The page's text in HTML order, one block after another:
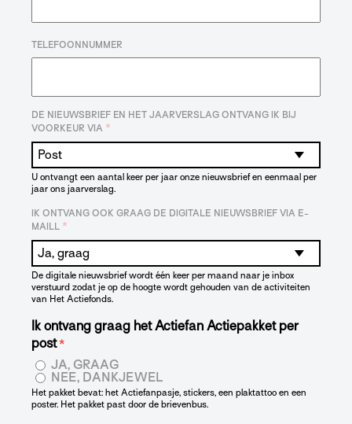
TELEFOONNUMMER
DE NIEUWSBRIEF EN HET JAARVERSLAG ONTVANG IK BIJ
VOORKEUR VIA *
U ontvangt een aantal keer per jaar onze nieuwsbrief en eenmaal per
jaar ons jaarverslag.
IK ONTVANG OOK GRAAG DE DIGITALE NIEUWSBRIEF VIA E-
MAILL *
De digitale nieuwsbrief wordt één keer per maand naar je inbox
verstuurd zodat je op de hoogte wordt gehouden van de activiteiten
van Het Actiefonds.
Ik ontvang graag het Actiefan Actiepakket per
post *
JA, GRAAG
NEE, DANKJEWEL
Het pakket bevat: het Actiefanpasje, stickers, een plaktattoo en een
poster. Het pakket past door de brievenbus.